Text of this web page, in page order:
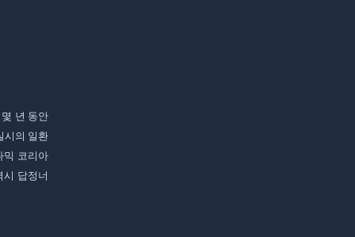
년 동안
시의 일환
믹 코리아
답정너